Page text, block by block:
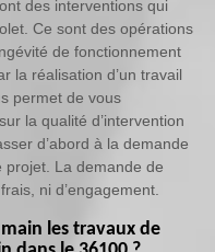
des interventions qui
Ce sont des opérations
de fonctionnement
la réalisation d’un travail
permet de vous
la qualité d’intervention
d’abord à la demande
La demande de
ni d’engagement.
les travaux de